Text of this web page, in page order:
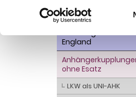
Anhängelast erhöhen
Fahrzeuge aus den
England
ohne Esatz
LKW als UNI-AHK